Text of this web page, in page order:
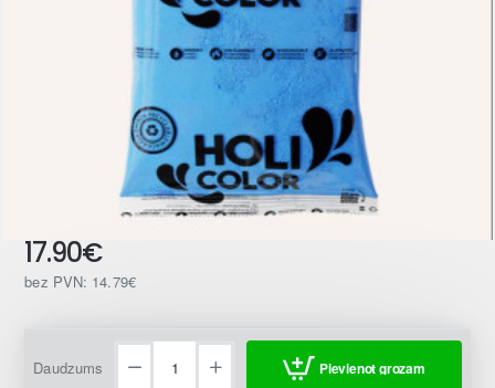
17.90€
bez PVN: 14.79€
Daudzums Pievienot grozam